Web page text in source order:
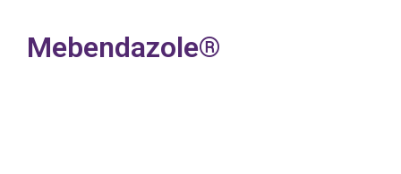
Mebendazole®